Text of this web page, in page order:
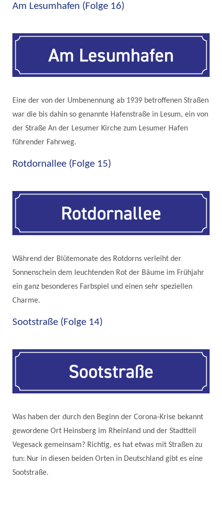
Am Lesumhafen (Folge 16)
Eine der von der Umbenennung ab 1939 betroffenen Straßen
war die bis dahin so genannte Hafenstraße in Lesum, ein von
der Straße An der Lesumer Kirche zum Lesumer Hafen
führender Fahrweg.
Rotdornallee (Folge 15)
Während der Blütemonate des Rotdorns verleiht der
Sonnenschein dem leuchtenden Rot der Bäume im Frühjahr
ein ganz besonderes Farbspiel und einen sehr speziellen
Charme.
Sootstraße (Folge 14)
Was haben der durch den Beginn der Corona-Krise bekannt
gewordene Ort Heinsberg im Rheinland und der Stadtteil
Vegesack gemeinsam? Richtig, es hat etwas mit Straßen zu
tun: Nur in diesen beiden Orten in Deutschland gibt es eine
Sootstraße.